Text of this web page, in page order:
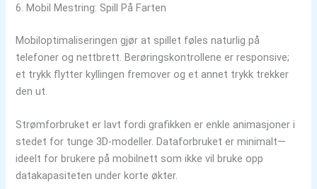
6. Mobil Mestring: Spill På Farten
Mobiloptimaliseringen gjør at spillet føles naturlig på
telefoner og nettbrett. Berøringskontrollene er responsive;
et trykk flytter kyllingen fremover og et annet trykk trekker
den ut.
Strømforbruket er lavt fordi grafikken er enkle animasjoner i
stedet for tunge 3D-modeller. Dataforbruket er minimalt—
ideelt for brukere på mobilnett som ikke vil bruke opp
datakapasiteten under korte økter.